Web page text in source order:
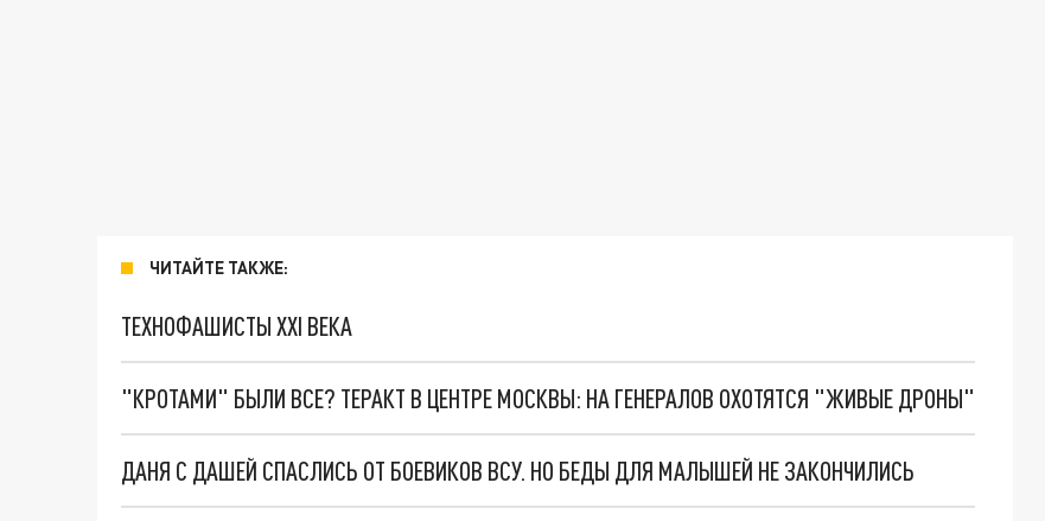
ЧИТАЙТЕ ТАКЖЕ:
ТЕХНОФАШИСТЫ XXI ВЕКА
"КРОТАМИ" БЫЛИ ВСЕ? ТЕРАКТ В ЦЕНТРЕ МОСКВЫ: НА ГЕНЕРАЛОВ ОХОТЯТСЯ "ЖИВЫЕ ДРОНЫ"
ДАНЯ С ДАШЕЙ СПАСЛИСЬ ОТ БОЕВИКОВ ВСУ. НО БЕДЫ ДЛЯ МАЛЫШЕЙ НЕ ЗАКОНЧИЛИСЬ